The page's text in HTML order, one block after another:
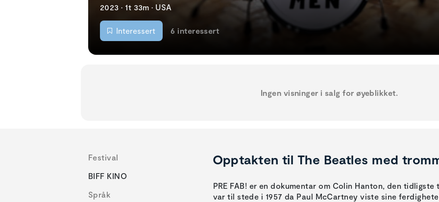
2023 • 1t 33m • USA
Interessert 6 interessert
Ingen visninger i salg for øyeblikket.
Festival
BIFF KINO
Språk
Opptakten til The Beatles med
PRE FAB! er en dokumentar om Colin Hanton, den
var til stede i 1957 da Paul McCartney viste sine